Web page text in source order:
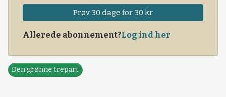
Prøv 30 dage for 30 kr
Allerede abonnement?Log ind her
Den grønne trepart